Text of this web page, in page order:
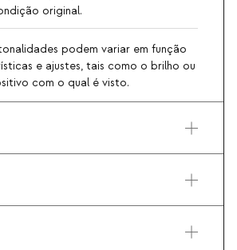
original.
podem variar em função
e ajustes, tais como o brilho ou
com o qual é visto.